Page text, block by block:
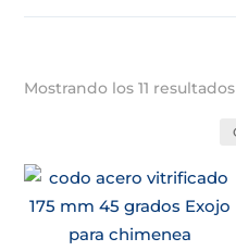
Mostrando los 11 resultados